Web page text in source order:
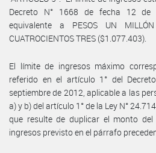
Decreto N° 1668 de fecha 12 de
equivalente a PESOS UN
CUATROCIENTOS TRES ($1.077.403).
El límite de ingresos máximo
referido en el artículo 1° del
septiembre de 2012, aplicable a las
a) y b) del artículo 1° de la Ley N°
que resulte de duplicar el monto
ingresos previsto en el párrafo